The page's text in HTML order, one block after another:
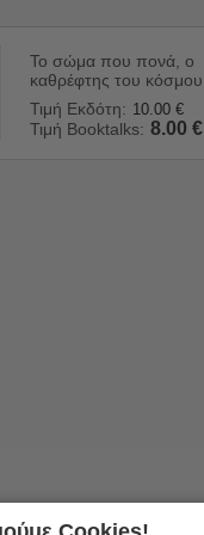
Το σώμα που πονά, ο
καθρέφτης του κόσμου
Τιμή Εκδότη: 10.00 €
Τιμή Booktalks: 8.00 €